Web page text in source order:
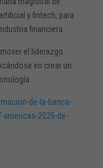
y fintech, para
financiera.
el liderazgo
en crear un
de-la-banca-
2025-de-